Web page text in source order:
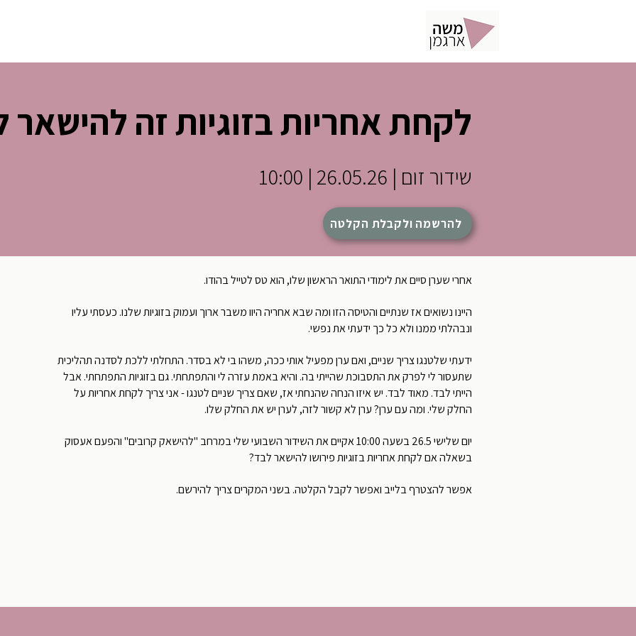
לקחת אחריות בזוגיות זה להישאר
שידור זום | 26.05.26 | 10:00
להרשמה ולקבלת הקלטה
אחרי שערן סיים את לימודי התואר הראשון שלו, הוא טס לטייל בהודו.
היינו נשואים אז שנתיים והטיסה הזו ומה שבא אחריה היוו משבר ארוך ועמוק בזוגיות שלנו. כעסתי עליו
ונבהלתי ממנו ולא כל כך ידעתי את נפשי.
ידעתי שלטנגו צריך שניים, ואם ערן מפעיל אותי ככה, משהו בי לא בסדר. התחלתי ללכת לסדנה תהליכית
שתעסור לי לפרק את התסבוכת שהייתי בה. והיא באמת עזרה לי והתפתחתי. גם בזוגיות התפתחתי. אבל
הייתי לבד. מאוד לבד. יש איזו הנחה שהנחתי אז, שאם צריך שניים לטנגו - אני צריך לקחת אחריות על
החלק שלי. ומה עם ערן? ערן לא קשור לזה, לערן יש את החלק שלו.
יום שלישי 26.5 בשעה 10:00 אקיים את השידור השבועי שלי במרחב "להישאק קרובים" והפעם אעסוק
בשאלה אם לקחת אחריות בזוגיות פירושו להישאר לבד?
אפשר להצטרף בלייב ואפשר לקבל הקלטה. בשני המקרים צריך להירשם.